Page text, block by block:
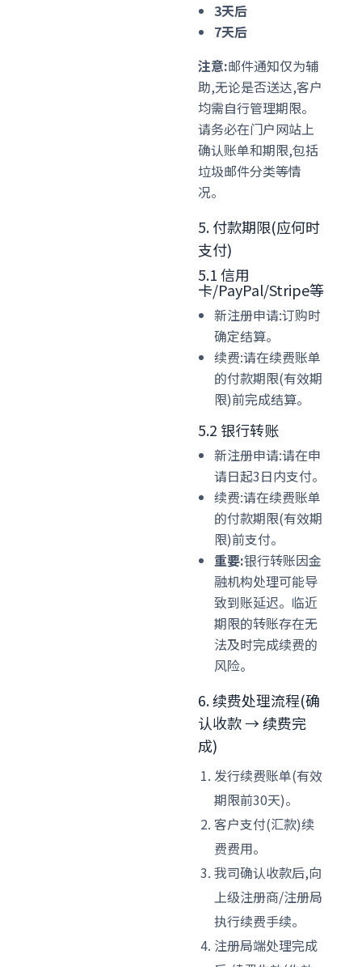
3天后
7天后
注意:邮件通知仅为辅
助,无论是否送达,客户
均需自行管理期限。
请务必在门户网站上
确认账单和期限,包括
垃圾邮件分类等情
况。
5. 付款期限(应何时
支付)
5.1 信用
卡/PayPal/Stripe等
新注册申请:订购时
确定结算。
续费:请在续费账单
的付款期限(有效期
限)前完成结算。
5.2 银行转账
新注册申请:请在申
请日起3日内支付。
续费:请在续费账单
的付款期限(有效期
限)前支付。
重要:银行转账因金
融机构处理可能导
致到账延迟。临近
期限的转账存在无
法及时完成续费的
风险。
6. 续费处理流程(确
认收款 → 续费完
成)
发行续费账单(有效
期限前30天)。
客户支付(汇款)续
费费用。
我司确认收款后,向
上级注册商/注册局
执行续费手续。
注册局端处理完成